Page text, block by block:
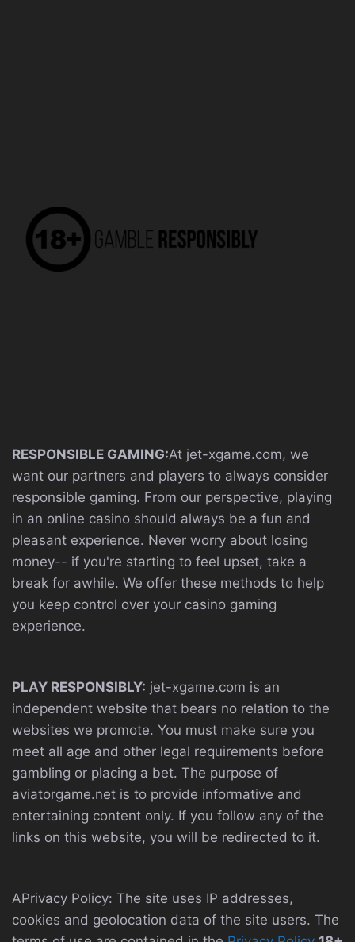
RESPONSIBLE GAMING:At jet-xgame.com, we
want our partners and players to always consider
responsible gaming. From our perspective, playing
in an online casino should always be a fun and
pleasant experience. Never worry about losing
money-- if you're starting to feel upset, take a
break for awhile. We offer these methods to help
you keep control over your casino gaming
experience.
PLAY RESPONSIBLY: jet-xgame.com is an
independent website that bears no relation to the
websites we promote. You must make sure you
meet all age and other legal requirements before
gambling or placing a bet. The purpose of
aviatorgame.net is to provide informative and
entertaining content only. If you follow any of the
links on this website, you will be redirected to it.
APrivacy Policy: The site uses IP addresses,
cookies and geolocation data of the site users. The